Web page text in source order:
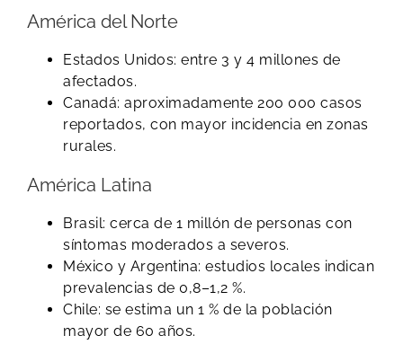
América del Norte
Estados Unidos: entre 3 y 4 millones de
afectados.
Canadá: aproximadamente 200 000 casos
reportados, con mayor incidencia en zonas
rurales.
América Latina
Brasil: cerca de 1 millón de personas con
síntomas moderados a severos.
México y Argentina: estudios locales indican
prevalencias de 0,8–1,2 %.
Chile: se estima un 1 % de la población
mayor de 60 años.